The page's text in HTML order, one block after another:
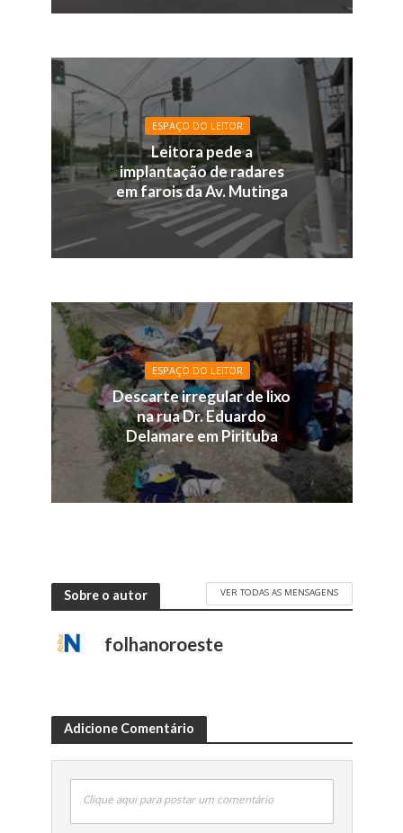
ESPAÇO DO LEITOR
Leitora pede a
implantação de radares
em farois da Av. Mutinga
ESPAÇO DO LEITOR
Descarte irregular de lixo
na rua Dr. Eduardo
Delamare em Pirituba
Sobre o autor VER TODAS AS MENSAGENS
folhanoroeste
Adicione Comentário
Clique aqui para postar um comentário